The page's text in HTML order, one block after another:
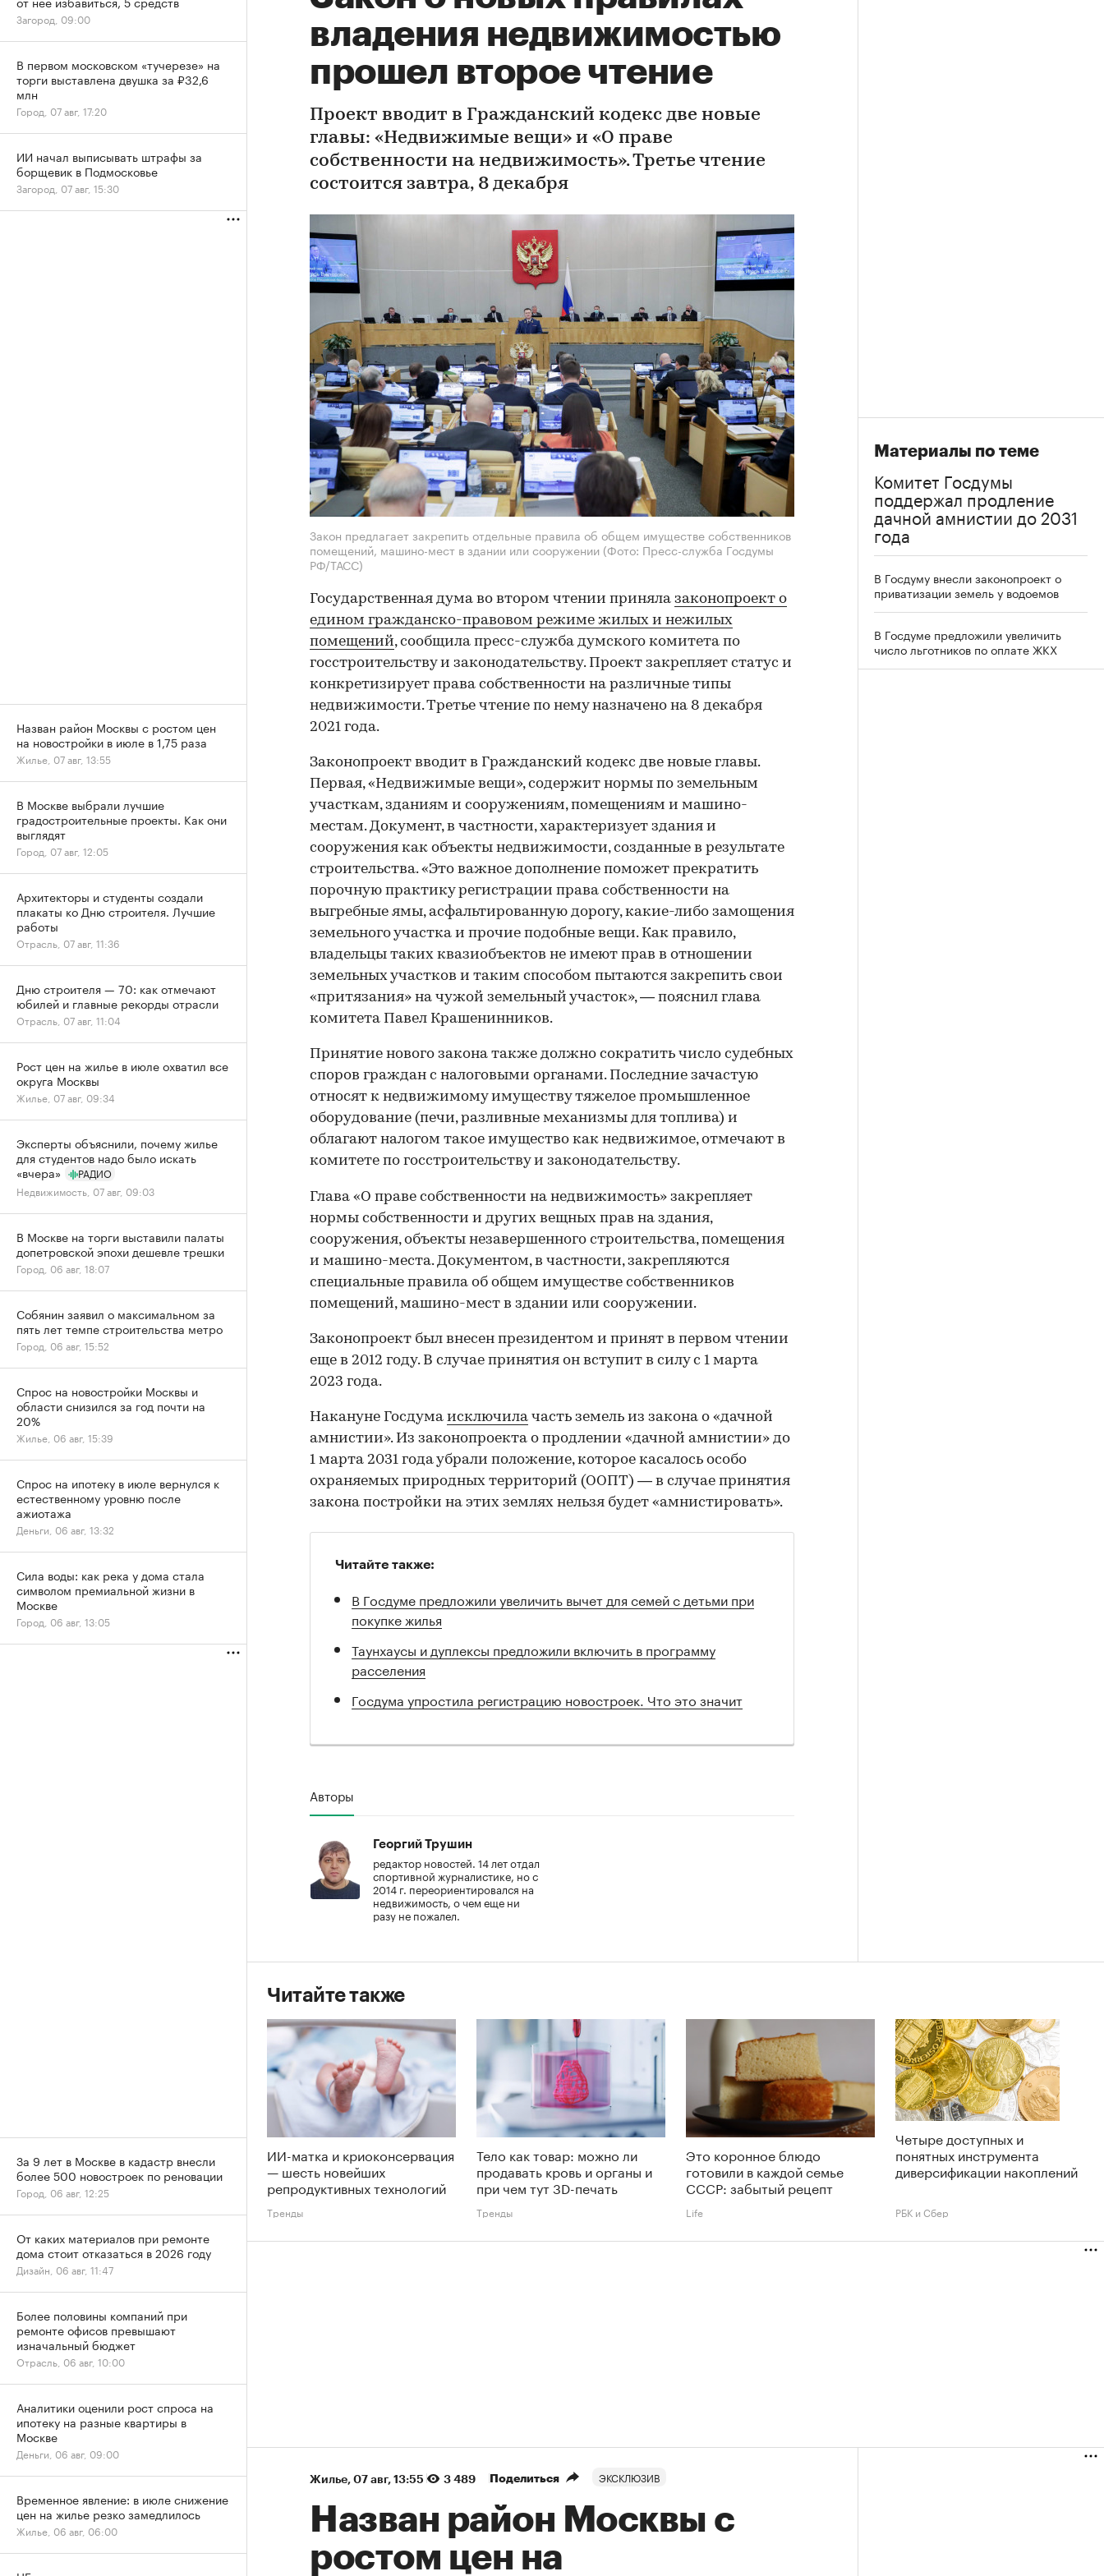
владения недвижимостью
прошел второе чтение
Проект вводит в Гражданский кодекс две новые
главы: «Недвижимые вещи» и «О праве
собственности на недвижимость». Третье чтение
состоится завтра, 8 декабря
Закон предлагает закрепить отдельные правила об общем имуществе собственников
помещений, машино-мест в здании или сооружении (Фото: Пресс-служба Госдумы
РФ/ТАСС)
Государственная дума во втором чтении приняла законопроект о
едином гражданско-правовом режиме жилых и нежилых
помещений, сообщила пресс-служба думского комитета по
госстроительству и законодательству. Проект закрепляет статус и
конкретизирует права собственности на различные типы
недвижимости. Третье чтение по нему назначено на 8 декабря
2021 года.
Законопроект вводит в Гражданский кодекс две новые главы.
Первая, «Недвижимые вещи», содержит нормы по земельным
участкам, зданиям и сооружениям, помещениям и машино-
местам. Документ, в частности, характеризует здания и
сооружения как объекты недвижимости, созданные в результате
строительства. «Это важное дополнение поможет прекратить
порочную практику регистрации права собственности на
выгребные ямы, асфальтированную дорогу, какие-либо замощения
земельного участка и прочие подобные вещи. Как правило,
владельцы таких квазиобъектов не имеют прав в отношении
земельных участков и таким способом пытаются закрепить свои
«притязания» на чужой земельный участок», — пояснил глава
комитета Павел Крашенинников.
Принятие нового закона также должно сократить число судебных
споров граждан с налоговыми органами. Последние зачастую
относят к недвижимому имуществу тяжелое промышленное
оборудование (печи, разливные механизмы для топлива) и
облагают налогом такое имущество как недвижимое, отмечают в
комитете по госстроительству и законодательству.
00:00 / 00:00
Глава «О праве собственности на недвижимость» закрепляет
нормы собственности и других вещных прав на здания,
сооружения, объекты незавершенного строительства, помещения
и машино-места. Документом, в частности, закрепляются
специальные правила об общем имуществе собственников
помещений, машино-мест в здании или сооружении.
Законопроект был внесен президентом и принят в первом чтении
еще в 2012 году. В случае принятия он вступит в силу с 1 марта
2023 года.
Накануне Госдума исключила часть земель из закона о «дачной
амнистии». Из законопроекта о продлении «дачной амнистии» до
1 марта 2031 года убрали положение, которое касалось особо
охраняемых природных территорий (ООПТ) — в случае принятия
закона постройки на этих землях нельзя будет «амнистировать».
Читайте также:
В Госдуме предложили увеличить вычет для семей с детьми при
покупке жилья
Таунхаусы и дуплексы предложили включить в программу
расселения
Госдума упростила регистрацию новостроек. Что это значит
Авторы
Георгий Трушин
редактор новостей. 14 лет отдал
спортивной журналистике, но с
2014 г. переориентировался на
недвижимость, о чем еще ни
разу не пожалел.
Материалы по теме
Комитет Госдумы
поддержал продление
дачной амнистии до 2031
года
В Госдуму внесли законопроект о
приватизации земель у водоемов
В Госдуме предложили увеличить
число льготников по оплате ЖКХ
Читайте также
ИИ-матка и криоконсервация
— шесть новейших
репродуктивных технологий
Тренды
Тело как товар: можно ли
продавать кровь и органы и
при чем тут 3D-печать
Тренды
Это коронное блюдо
готовили в каждой семье
СССР: забытый рецепт
Life
Четыре доступных и
понятных инструмента
диверсификации накоплений
РБК и Сбер
Жилье⁠, 07 авг, 13:55 3 489 Поделиться ЭКСКЛЮЗИВ
Назван район Москвы с
ростом цен на
Загород, 09:00
В первом московском «тучерезе» на
торги выставлена двушка за ₽32,6
млн
Город, 07 авг, 17:20
ИИ начал выписывать штрафы за
борщевик в Подмосковье
Загород, 07 авг, 15:30
Назван район Москвы с ростом цен
на новостройки в июле в 1,75 раза
Жилье, 07 авг, 13:55
В Москве выбрали лучшие
градостроительные проекты. Как они
выглядят
Город, 07 авг, 12:05
Архитекторы и студенты создали
плакаты ко Дню строителя. Лучшие
работы
Отрасль, 07 авг, 11:36
Дню строителя — 70: как отмечают
юбилей и главные рекорды отрасли
Отрасль, 07 авг, 11:04
Рост цен на жилье в июле охватил все
округа Москвы
Жилье, 07 авг, 09:34
Эксперты объяснили, почему жилье
для студентов надо было искать
«вчера»
РАДИО
Недвижимость, 07 авг, 09:03
В Москве на торги выставили палаты
допетровской эпохи дешевле трешки
Город, 06 авг, 18:07
Собянин заявил о максимальном за
пять лет темпе строительства метро
Город, 06 авг, 15:52
Спрос на новостройки Москвы и
области снизился за год почти на
20%
Жилье, 06 авг, 15:39
Спрос на ипотеку в июле вернулся к
естественному уровню после
ажиотажа
Деньги, 06 авг, 13:32
Сила воды: как река у дома стала
символом премиальной жизни в
Москве
Город, 06 авг, 13:05
За 9 лет в Москве в кадастр внесли
более 500 новостроек по реновации
Город, 06 авг, 12:25
От каких материалов при ремонте
дома стоит отказаться в 2026 году
Дизайн, 06 авг, 11:47
Более половины компаний при
ремонте офисов превышают
изначальный бюджет
Отрасль, 06 авг, 10:00
Аналитики оценили рост спроса на
ипотеку на разные квартиры в
Москве
Деньги, 06 авг, 09:00
Временное явление: в июле снижение
цен на жилье резко замедлилось
Жилье, 06 авг, 06:00